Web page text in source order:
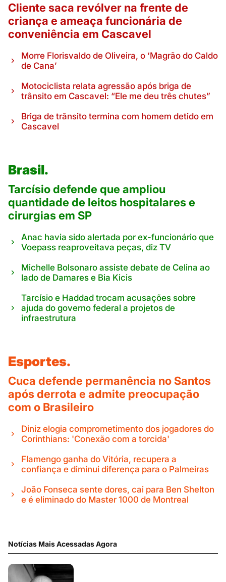
Cliente saca revólver na frente de
criança e ameaça funcionária de
conveniência em Cascavel
Morre Florisvaldo de Oliveira, o ‘Magrão do Caldo
de Cana’
Motociclista relata agressão após briga de
trânsito em Cascavel: “Ele me deu três chutes”
Briga de trânsito termina com homem detido em
Cascavel
Brasil.
Tarcísio defende que ampliou
quantidade de leitos hospitalares e
cirurgias em SP
Anac havia sido alertada por ex-funcionário que
Voepass reaproveitava peças, diz TV
Michelle Bolsonaro assiste debate de Celina ao
lado de Damares e Bia Kicis
Tarcísio e Haddad trocam acusações sobre
ajuda do governo federal a projetos de
infraestrutura
Esportes.
Cuca defende permanência no Santos
após derrota e admite preocupação
com o Brasileiro
Diniz elogia comprometimento dos jogadores do
Corinthians: 'Conexão com a torcida'
Flamengo ganha do Vitória, recupera a
confiança e diminui diferença para o Palmeiras
João Fonseca sente dores, cai para Ben Shelton
e é eliminado do Master 1000 de Montreal
Notícias Mais Acessadas Agora